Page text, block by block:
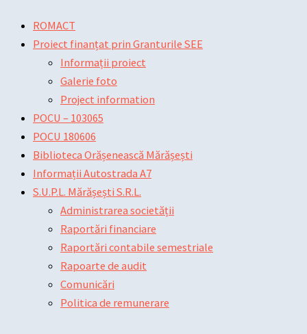
content
Menu
ROMACT
Proiect finanțat prin Granturile SEE
Informații proiect
Galerie foto
Project information
POCU – 103065
POCU 180606
Biblioteca Orășenească Mărășești
Informații Autostrada A7
S.U.P.L. Mărășești S.R.L.
Administrarea societății
Raportări financiare
Raportări contabile semestriale
Rapoarte de audit
Comunicări
Politica de remunerare
Menunavigation